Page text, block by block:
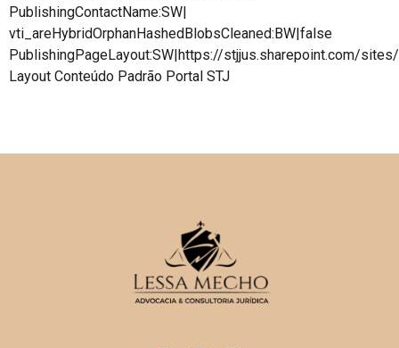
PublishingContactName:SW|
vti_areHybridOrphanHashedBlobsCleaned:BW|false
PublishingPageLayout:SW|https://stjjus.sharepoint.com/
Layout Conteúdo Padrão Portal STJ